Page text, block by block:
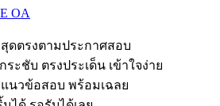
OA
ดตรงตามประกาศสอบ
ะชับ ตรงประเด็น เข้าใจง่าย
นวข้อสอบ พร้อมเฉลย